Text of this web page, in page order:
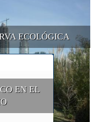
ECOLÓGICA
EN EL